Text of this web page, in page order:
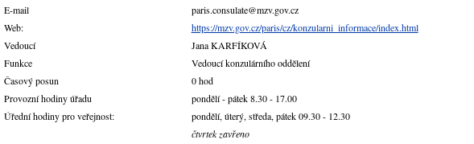
E-mail
paris.consulate@mzv.gov.cz
Web:
https://mzv.gov.cz/paris/cz/konzularni_informace/index.html
Vedoucí
Jana KARFÍKOVÁ
Funkce
Vedoucí konzulárního oddělení
Časový posun
0 hod
Provozní hodiny úřadu
pondělí - pátek 8.30 - 17.00
Úřední hodiny pro veřejnost:
pondělí, úterý, středa, pátek 09.30 - 12.30
čtvrtek zavřeno